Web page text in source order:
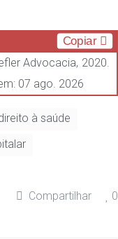
Copiar
Advocacia, 2020.
07 ago. 2026
à saúde
Compartilhar
0